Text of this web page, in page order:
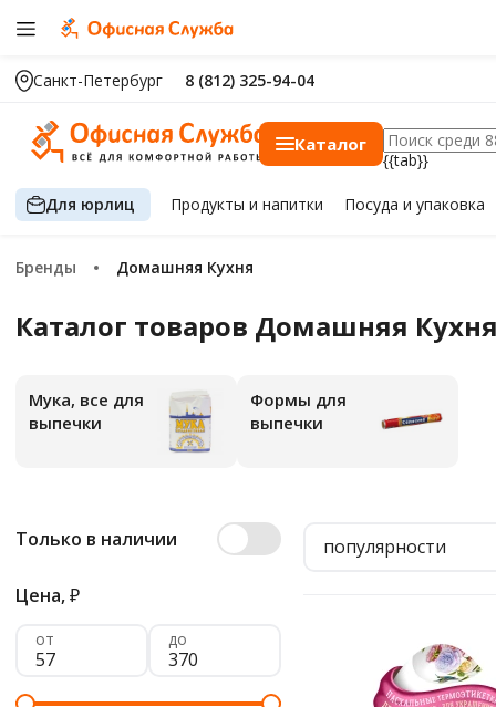
Санкт-Петербург 8 (812) 325-94-04
Каталог
{{tab}}
Для юрлиц Продуктыи напитки Посуда и упаковка
Бренды Домашняя Кухня
Каталог товаров Домашняя
Мука, все для
выпечки
Формы для
выпечки
Только в наличии
Цена,₽
от до
популярности